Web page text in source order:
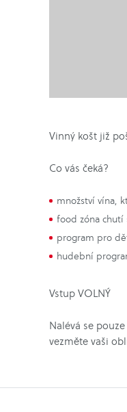
Vinný košt již
Co vás čeká?
množství vína,
food zóna chutí
program pro
hudební
Vstup VOLNÝ
Nalévá se
vezměte vaši